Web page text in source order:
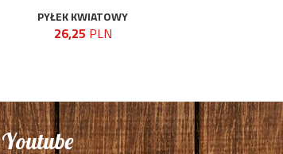
PYŁEK KWIATOWY
26,25 PLN
Youtube